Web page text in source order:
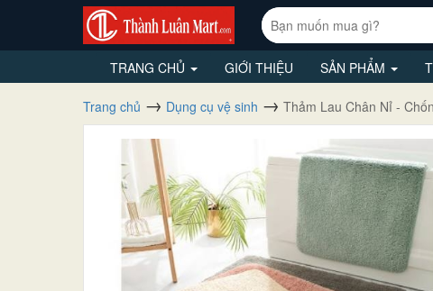
TRANG CHỦ GIỚI THIỆU SẢN PHẨM
Trang chủ Dụng cụ vệ sinh Thảm Lau Chân Nỉ -